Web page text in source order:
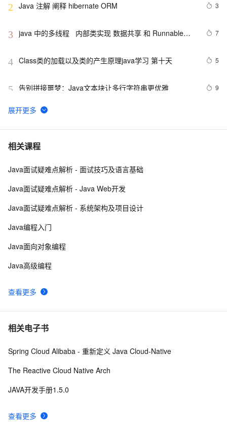
2 Java 注解 阐释 hibernate ORM 3
3 java 中的多线程   内部类实现 数据共享 和 Runnable实
7
4 Class类的加载以及类的产生原理java学习 第十天 5
5 9
6 【JavaWeb】一文搞懂Java过滤器与拦截器的区别
7 Java编程中容易忽略的细节总结
8 方块人 Java并发——volatile关键字
10java中两种添加监听器的策略
相关课程
查看更多
Java面试疑难点解析 - 面试技巧及语言基础
Java面试疑难点解析 - Java Web开发
Java面试疑难点解析 - 系统架构及项目设计
Java编程入门
Java面向对象编程
Java高级编程
相关电子书
查看更多
Spring Cloud Alibaba - 重新定义 Java Cloud-Native
The Reactive Cloud Native Arch
JAVA开发手册1.5.0